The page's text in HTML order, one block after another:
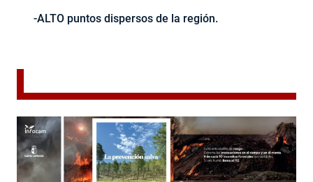
-ALTO puntos dispersos de la región.